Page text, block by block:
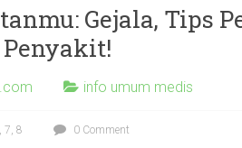
Gejala, Tips
info umum medis
, 7, 8 0 Comment